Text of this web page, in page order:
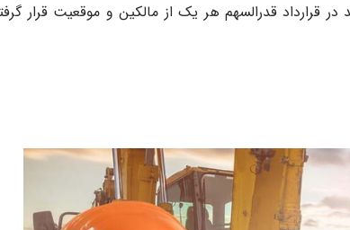
قرارداد قدرالسهم هر یک از مالکین و موقعیت قرار